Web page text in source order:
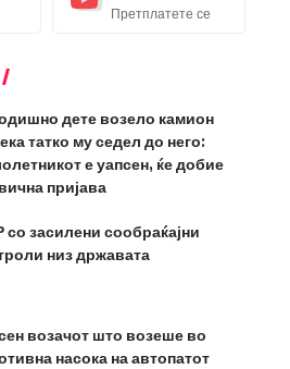
Претплатете се
дете возело камион
татко му седел до него:
е уапсен, ќе добие
пријава
засилени сообраќајни
низ државата
возачот што возеше во
насока на автопатот